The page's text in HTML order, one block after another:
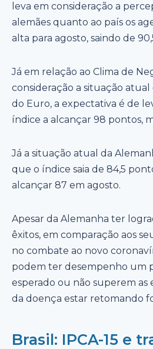
leva em consideração a
alemães quanto ao país os
alta para agosto, saindo de
Já em relação ao Clima de
consideração a situação atual
do Euro, a expectativa é de
índice a alcançar 98 pontos,
Já a situação atual da
que o índice saia de 84,5
alcançar 87 em agosto.
Apesar da Alemanha ter
êxitos, em comparação aos
no combate ao novo
podem ter desempenho um
esperado ou não superem as
da doença estar retomando
Brasil: IPCA-15 e